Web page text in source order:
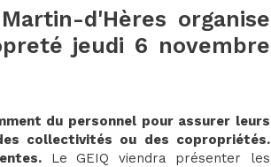
d'Hères organise
jeudi 6 novembre
du personnel pour assurer leurs
collectivités ou des copropriétés.
Le GEIQ viendra présenter les